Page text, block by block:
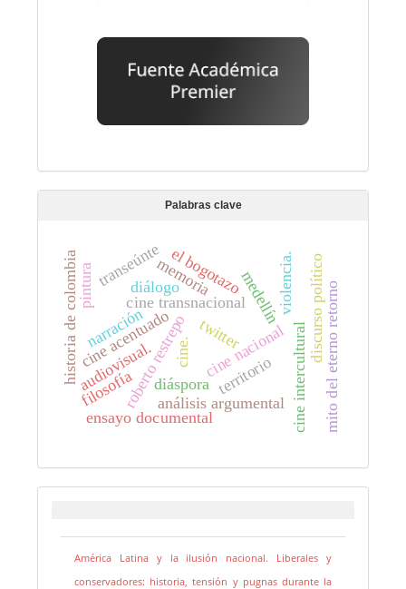
Palabras clave
cine nacional
cine transnacional
diáspora cine intercultural
cine acentuado
medellín
narración
territorio
memoria
cine.
el bogotazo
historia de colombia roberto restrepo
violencia.
ensayo documental
análisis argumental
discurso político
twitter
diálogo
audiovisual.
transeúnte
mito del eterno retorno
pintura
filosofía
América Latina y la ilusión nacional. Liberales y
conservadores: historia, tensión y pugnas durante la